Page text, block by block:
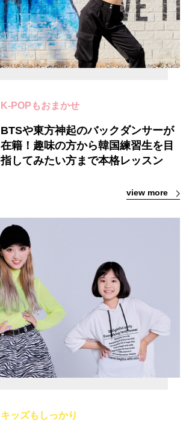
K-POPもおまかせ
BTSや東方神起のバックダンサーが
在籍！趣味の方から韓国練習生を目
指してみたい方まで本格レッスン
view more
キッズもしっかり